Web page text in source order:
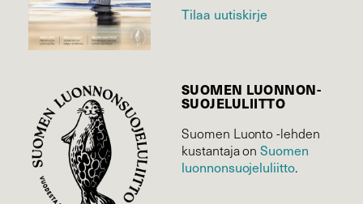
Tilaa uutiskirje
SUOMEN LUONNON­
SUOJELU­LIITTO
Suomen Luonto -lehden
kustantaja onSuomen
luonnonsuojelu­liitto.